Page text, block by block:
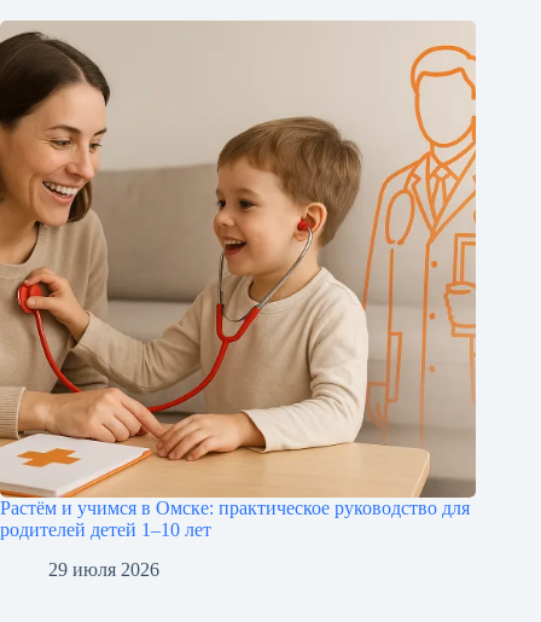
Растём и учимся в Омске: практическое руководство для
родителей детей 1–10 лет
29 июля 2026